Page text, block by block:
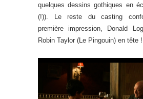
quelques dessins gothiques en
(!)). Le reste du casting
première impression, Donald
Robin Taylor (Le Pingouin) en tête !